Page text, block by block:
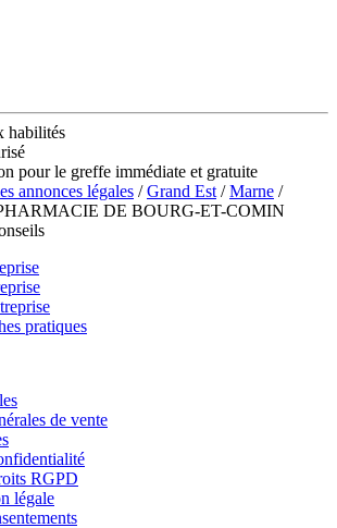
habilités
pour le greffe immédiate et gratuite
annonces légales /Grand Est /Marne /
PHARMACIE DE BOURG-ET-COMIN
pratiques
de vente
RGPD
légale